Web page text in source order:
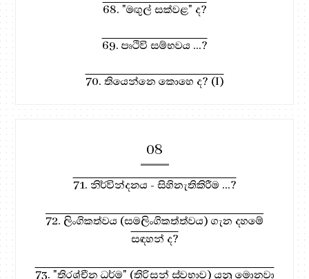
68. "මඟුල් සක්වළ" ද?
69. පෘථිවි සම්භවය ...?
70. තියෙන්නෙ කොහෙ ද? (I)
08
71. නිර්වින්දනය - සිහිනැතිකිරීම ...?
72. ලිංගිකත්වය (සමලිංගිකත්ත්වය) ගැන දහමේ
සඳහන් ද?
73. "තිරශ්චීන ධර්ම" (තිරිසන් ස්වභාව) යනු මොනවා